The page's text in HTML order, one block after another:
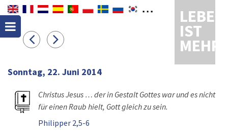
LEBEN
IST
MEHR
Sonntag, 22. Juni 2014
Christus Jesus … der in Gestalt Gottes war und es nicht
für einen Raub hielt, Gott gleich zu sein.
Philipper 2,5-6